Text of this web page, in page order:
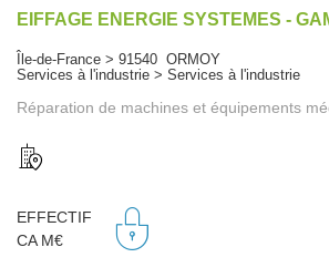
EIFFAGE ENERGIE SYSTEMES -
Île-de-France > 91540 ORMOY
Services à l'industrie > Services à l'industrie
Réparation de machines et équipements
EFFECTIF
CA M€